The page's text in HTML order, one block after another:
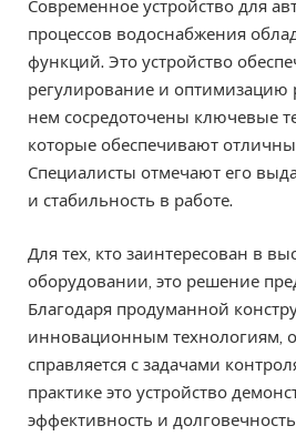
Современное устройство для
процессов водоснабжения
функций. Это устройство
регулирование и оптимизацию
нем сосредоточены ключевые
которые обеспечивают
Специалисты отмечают его
и стабильность в работе.
Для тех, кто заинтересован в
оборудовании, это решение
Благодаря продуманной
инновационным технологиям,
справляется с задачами
практике это устройство
эффективность и